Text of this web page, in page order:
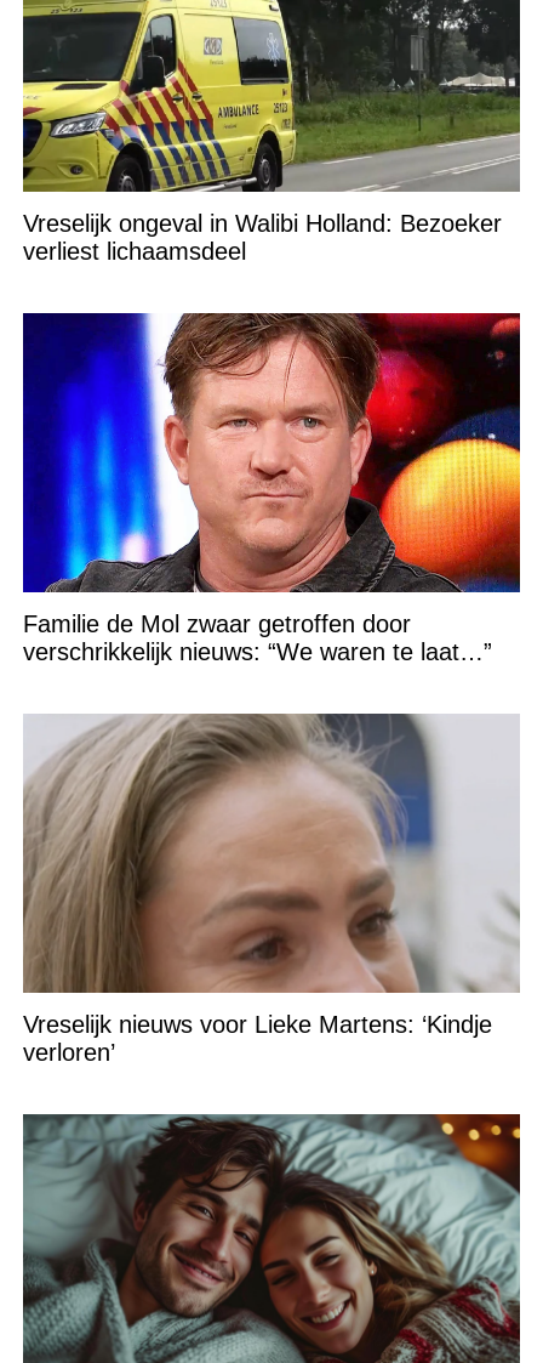
Vreselijk ongeval in Walibi Holland: Bezoeker
verliest lichaamsdeel
Familie de Mol zwaar getroffen door
verschrikkelijk nieuws: “We waren te laat…”
Vreselijk nieuws voor Lieke Martens: ‘Kindje
verloren’